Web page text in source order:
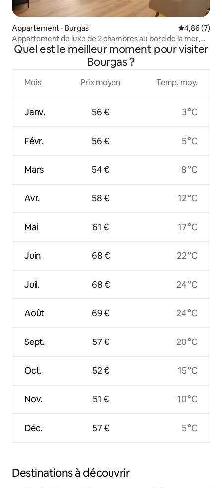
Appartement ⋅ Burgas Évaluation
4,86 (7)
Appartement de luxe de 2 chambres au bord de la mer,
entrée par le jardin
Quel est le meilleur moment pour visiter
Bourgas ?
Mois
Janv.
Févr.
Mars
Avr.
Mai
Juin
Juil.
Août
Sept.
Oct.
Nov.
Déc.
Prix moyen
56 €
56 €
54 €
58 €
61 €
68 €
68 €
69 €
57 €
52 €
51 €
57 €
Temp. moy.
3 °C
5 °C
8 °C
12 °C
17 °C
22 °C
24 °C
24 °C
20 °C
15 °C
10 °C
5 °C
Destinations à découvrir